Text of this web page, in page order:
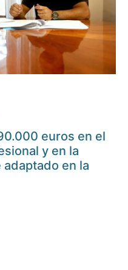
euros en el
y en la
en la